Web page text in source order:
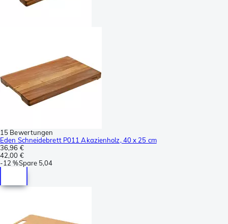
15 Bewertungen
Eden Schneidebrett P011 Akazienholz, 40 x 25 cm
36,96 €
42,00 €
-12 %Spare 5,04